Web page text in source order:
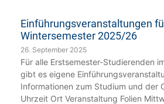
Einführungsveranstaltungen
Wintersemester 2025/26
26. September 2025
Für alle Erstsemester-Studierenden
gibt es eigene
Informationen zum Studium und der
Uhrzeit Ort Veranstaltung Folien